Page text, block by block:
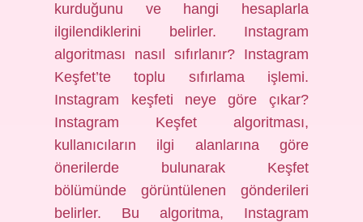
kurduğunu ve hangi hesaplarla
ilgilendiklerini belirler. Instagram
algoritması nasıl sıfırlanır? Instagram
Keşfet’te toplu sıfırlama işlemi.
Instagram keşfeti neye göre çıkar?
Instagram Keşfet algoritması,
kullanıcıların ilgi alanlarına göre
önerilerde bulunarak Keşfet
bölümünde görüntülenen gönderileri
belirler. Bu algoritma, Instagram